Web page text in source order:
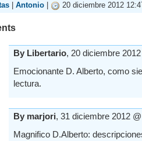
Antonio 20 diciembre 2012
By Libertario, 20 diciembre
Emocionante D. Alberto, como
lectura.
By marjori, 31 diciembre 2012
Magnifico D.Alberto: